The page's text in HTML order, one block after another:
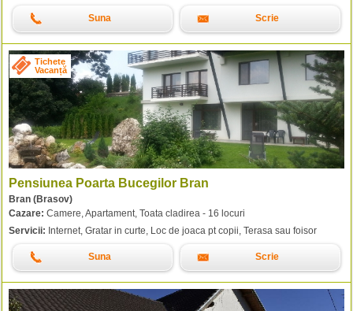
Suna Scrie
Tichete
Vacanță
Pensiunea Poarta Bucegilor Bran
Bran (Brasov)
Cazare: Camere, Apartament, Toata cladirea - 16 locuri
Servicii: Internet, Gratar in curte, Loc de joaca pt copii, Terasa sau foisor
Suna Scrie